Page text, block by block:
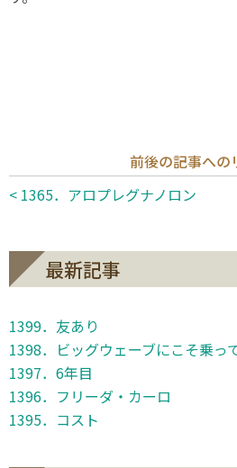
前後の記事への
< 1365．アロプレグナノロン
最新記事
1399．友あり
1398．ビッグウェーブにこそ乗っ
1397．6年目
1396．フリーダ・カーロ
1395．コスト